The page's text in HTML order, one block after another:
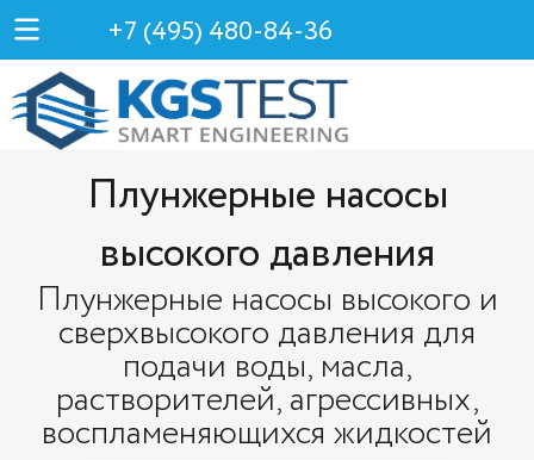
+7 (495) 480-84-36
Плунжерные насосы
высокого давления
Плунжерные насосы высокого и
сверхвысокого давления для
подачи воды, масла,
растворителей, агрессивных,
воспламеняющихся жидкостей